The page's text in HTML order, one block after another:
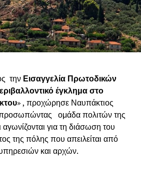
την Εισαγγελία Πρωτοδικών
έγκλημα στο
» , προχώρησε Ναυπάκτιος
ομάδα πολιτών της
για τη διάσωση του
της πόλης που απειλείται από
και αρχών.